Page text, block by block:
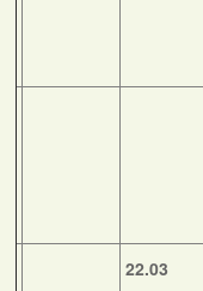
22.03